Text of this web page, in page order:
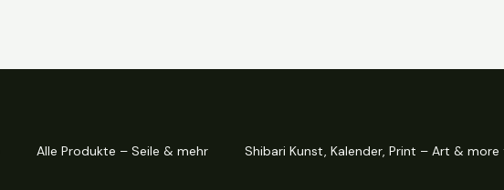
Alle Produkte – Seile & mehr Shibari Kunst, Kalender, Print – Art & more